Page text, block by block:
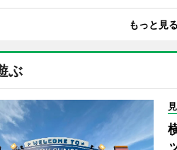
もっと見る
ぶ